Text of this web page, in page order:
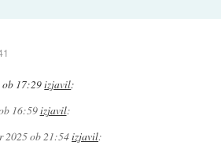
ob 17:29izjavil:
16:59izjavil:
2025 ob 21:54izjavil: